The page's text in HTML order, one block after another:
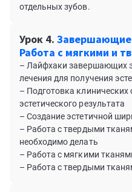
отдельных зубов.
Урок 4. Завершающие
Работа с мягкими и
– Лайфхаки завершающих
лечения для получения
– Подготовка клинических
эстетического результата
– Создание эстетичной
– Работа с твердыми
необходимо делать
– Работа с мягкими
– Работа с твердыми